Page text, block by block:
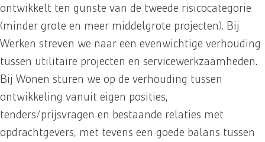
ontwikkelt ten gunste van de tweede risicocategorie
(minder grote en meer middelgrote projecten). Bij
Werken streven we naar een evenwichtige verhouding
tussen utilitaire projecten en servicewerkzaamheden.
Bij Wonen sturen we op de verhouding tussen
ontwikkeling vanuit eigen posities,
tenders/prijsvragen en bestaande relaties met
opdrachtgevers, met tevens een goede balans tussen